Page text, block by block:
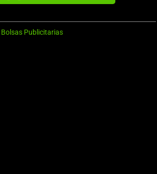
Bolsas Publicitarias